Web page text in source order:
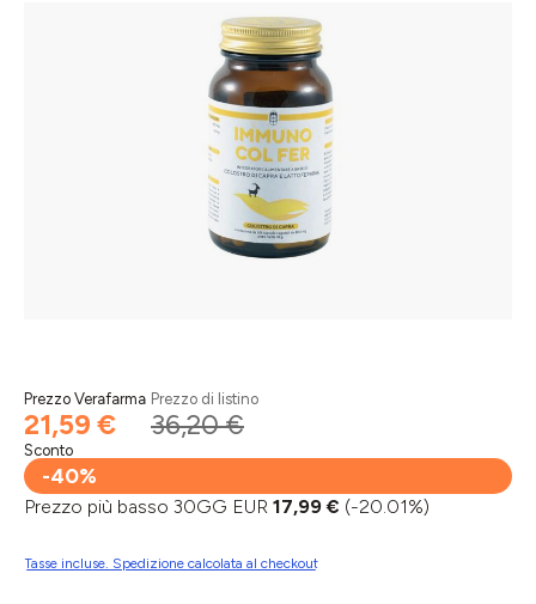
Prezzo Verafarma
21,59 €
Prezzo di listino
36,20 €
Sconto
-40%
Prezzo più basso 30GG EUR 17,99 € (-20.01%)
Tasse incluse. Spedizione calcolata al checkout